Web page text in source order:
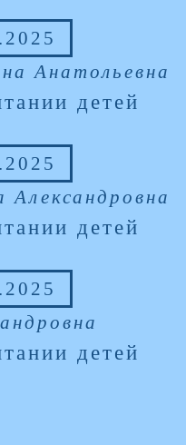
Анатольевна
детей
детей
детей